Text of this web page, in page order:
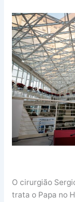
O cirurgião
trata o Papa no